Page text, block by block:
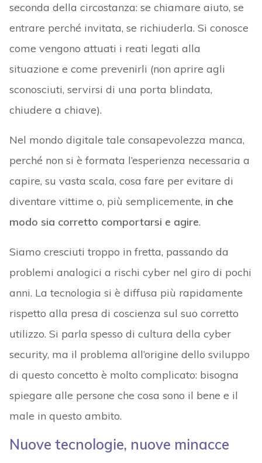
seconda della circostanza: se chiamare aiuto, se
entrare perché invitata, se richiuderla. Si conosce
come vengono attuati i reati legati alla
situazione e come prevenirli (non aprire agli
sconosciuti, servirsi di una porta blindata,
chiudere a chiave).
Nel mondo digitale tale consapevolezza manca,
perché non si è formata l’esperienza necessaria a
capire, su vasta scala, cosa fare per evitare di
diventare vittime o, più semplicemente, in che
modo sia corretto comportarsi e agire.
Siamo cresciuti troppo in fretta, passando da
problemi analogici a rischi cyber nel giro di pochi
anni. La tecnologia si è diffusa più rapidamente
rispetto alla presa di coscienza sul suo corretto
utilizzo. Si parla spesso di cultura della cyber
security, ma il problema all’origine dello sviluppo
di questo concetto è molto complicato: bisogna
spiegare alle persone che cosa sono il bene e il
male in questo ambito.
Nuove tecnologie, nuove minacce